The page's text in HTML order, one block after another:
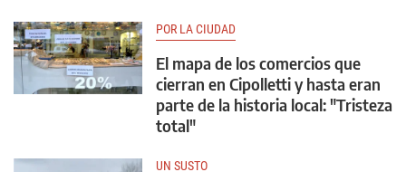
POR LA CIUDAD
El mapa de los comercios que
cierran en Cipolletti y hasta eran
parte de la historia local: "Tristeza
total"
UN SUSTO